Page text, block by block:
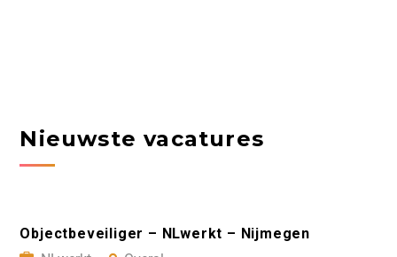
Nieuwste vacatures
Objectbeveiliger – NLwerkt – Nijmegen